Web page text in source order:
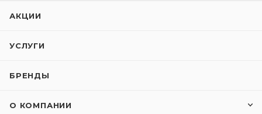
АКЦИИ
УСЛУГИ
БРЕНДЫ
О КОМПАНИИ